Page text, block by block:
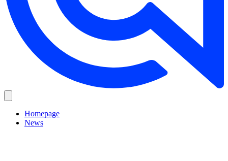
Homepage
News